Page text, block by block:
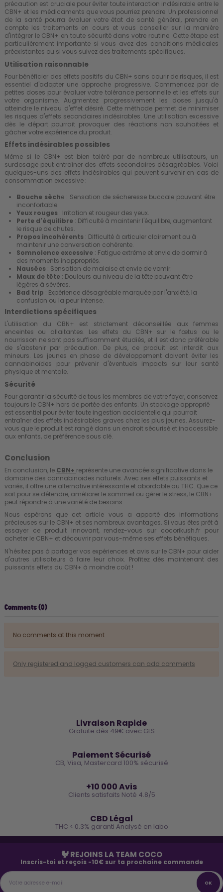
précaution est cruciale pour éviter toute interaction indésirable entre le
CBN+ et les médicaments que vous pourriez prendre. Un professionnel
de la santé pourra évaluer votre état de santé général, prendre en
compte les traitements en cours et vous conseiller sur la manière
d'intégrer le CBN+ en toute sécurité dans votre routine. Cette étape est
particulièrement importante si vous avez des conditions médicales
préexistantes ou si vous suivez des traitements spécifiques.
Utilisation raisonnable
Pour bénéficier des effets positifs du CBN+ sans courir de risques, il est
essentiel d'adopter une approche progressive. Commencez par de
petites doses pour évaluer votre tolérance personnelle et les effets sur
votre organisme. Augmentez progressivement les doses jusqu'à
atteindre le niveau d'effet désiré. Cette méthode permet de minimiser
les risques d'effets secondaires indésirables. Une utilisation excessive
dès le départ pourrait provoquer des réactions non souhaitées et
gâcher votre expérience du produit.
Effets indésirables possibles
Même si le CBN+ est bien toléré par de nombreux utilisateurs, un
surdosage peut entraîner des effets secondaires désagréables. Voici
quelques-uns des effets indésirables qui peuvent survenir en cas de
consommation excessive :
Bouche sèche : Sensation de sécheresse buccale pouvant être
inconfortable.
Yeux rouges : Irritation et rougeur des yeux.
Perte d'équilibre : Difficulté à maintenir l'équilibre, augmentant
le risque de chutes.
Propos incohérents : Difficulté à articuler clairement ou à
maintenir une conversation cohérente.
Somnolence excessive : Fatigue extrême et envie de dormir à
des moments inappropriés.
Nausées : Sensation de malaise et envie de vomir.
Maux de tête : Douleurs au niveau de la tête pouvant être
légères à sévères.
Bad trip : Expérience désagréable marquée par l'anxiété, la
confusion ou la peur intense.
Interdictions spécifiques
L'utilisation du CBN+ est strictement déconseillée aux femmes
enceintes ou allaitantes. Les effets du CBN+ sur le fœtus ou le
nourrisson ne sont pas suffisamment étudiés, et il est donc préférable
de s'abstenir par précaution. De plus, ce produit est interdit aux
mineurs. Les jeunes en phase de développement doivent éviter les
cannabinoïdes pour prévenir d'éventuels impacts sur leur santé
physique et mentale.
Sécurité
Pour garantir la sécurité de tous les membres de votre foyer, conservez
toujours le CBN+ hors de portée des enfants. Un stockage approprié
est essentiel pour éviter toute ingestion accidentelle qui pourrait
entraîner des effets indésirables graves chez les plus jeunes. Assurez-
vous que le produit est rangé dans un endroit sécurisé et inaccessible
aux enfants, de préférence sous clé.
Conclusion
En conclusion, le CBN+ représente une avancée significative dans le
domaine des cannabinoïdes naturels. Avec ses effets puissants et
variés, il offre une alternative intéressante et abordable au THC. Que ce
soit pour se détendre, améliorer le sommeil ou gérer le stress, le CBN+
peut répondre à une variété de besoins.
Nous espérons que cet article vous a apporté des informations
précieuses sur le CBN+ et ses nombreux avantages. Si vous êtes prêt à
essayer ce produit innovant, rendez-vous sur cocorikush.fr pour
acheter le CBN+ et découvrir par vous-même ses effets bénéfiques.
N'hésitez pas à partager vos expériences et avis sur le CBN+ pour aider
d'autres utilisateurs à faire leur choix. Profitez dès maintenant des
puissants effets du CBN+ à moindre coût !
Comments (0)
No comments at this moment
Only registered and logged customers can add comments
Livraison Rapide
Gratuite dès 49€ avec GLS
Paiement Sécurisé
CB, Visa, Mastercard 100% sécurisé
+10 000 Avis
Clients satisfaits Noté 4.8/5
CBD Légal
THC < 0.3% garanti Analysé en labo
🐓 REJOINS LA TEAM COCO
Inscris-toi et reçois -10€ sur ta prochaine commande